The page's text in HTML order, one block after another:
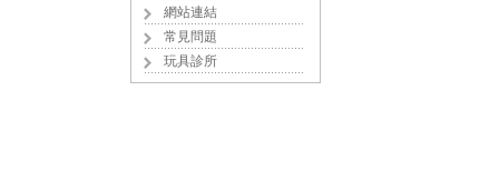
網站連結
常見問題
玩具診所